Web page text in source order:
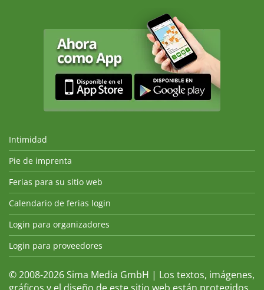
Intimidad
Pie de imprenta
Ferias para su sitio web
Calendario de ferias login
Login para organizadores
Login para proveedores
© 2008-2026 Sima Media GmbH | Los textos, imágenes,